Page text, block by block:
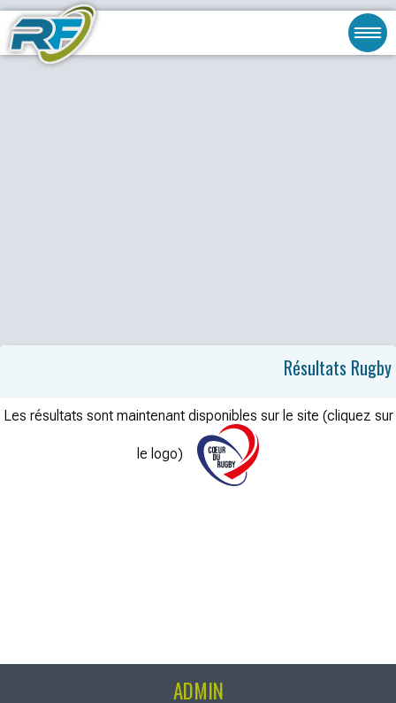
Résultats Rugby
Les résultats sont maintenant disponibles sur le site (cliquez sur
le logo)
ADMIN